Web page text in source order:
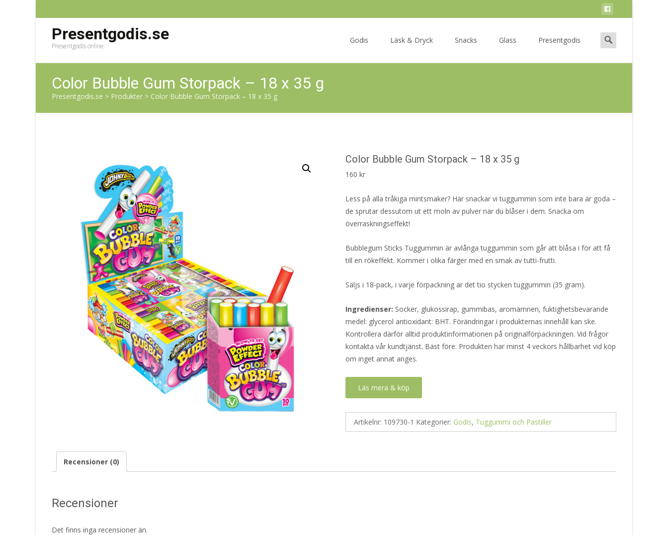
Presentgodis.se
Presentgodis online
Godis Läsk & Dryck Snacks Glass Presentgodis
Search
for:
Color Bubble Gum Storpack – 18 x 35 g
Presentgodis.se > Produkter > Color Bubble Gum Storpack – 18 x 35 g
Color Bubble Gum Storpack – 18 x 35 g
160 kr
Less på alla tråkiga mintsmaker? Här snackar vi tuggummin som inte bara är goda –
de sprutar dessutom ut ett moln av pulver när du blåser i dem. Snacka om
överraskningseffekt!
Bubblegum Sticks Tuggummin är avlånga tuggummin som går att blåsa i för att få
till en rökeffekt. Kommer i olika färger med en smak av tutti-frutti.
Säljs i 18-pack, i varje förpackning är det tio stycken tuggummin (35 gram).
Ingredienser: Socker, glukossirap, gummibas, aromämnen, fuktighetsbevarande
medel: glycerol antioxidant: BHT. Förändringar i produkternas innehåll kan ske.
Kontrollera därför alltid produktinformationen på originalförpackningen. Vid frågor
kontakta vår kundtjänst. Bäst före: Produkten har minst 4 veckors hållbarhet vid köp
om inget annat anges.
Läs mera & köp
Artikelnr: 109730-1 Kategorier: Godis, Tuggummi och Pastiller
Recensioner (0)
Recensioner
Det finns inga recensioner än.